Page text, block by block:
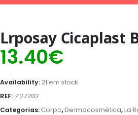
Lrposay Cicaplast
13.40€
Availability:21 em stock
REF: 7127282
Categorias: Corpo,Dermocosmética,La